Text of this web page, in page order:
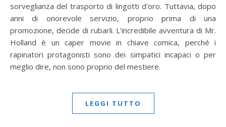
sorveglianza del trasporto di lingotti d'oro. Tuttavia, dopo
anni di onorevole servizio, proprio prima di una
promozione, decide di rubarli. L'incredibile avventura di Mr.
Holland è un caper movie in chiave comica, perché i
rapinatori protagonisti sono dei simpatici incapaci o per
meglio dire, non sono proprio del mestiere.
LEGGI TUTTO